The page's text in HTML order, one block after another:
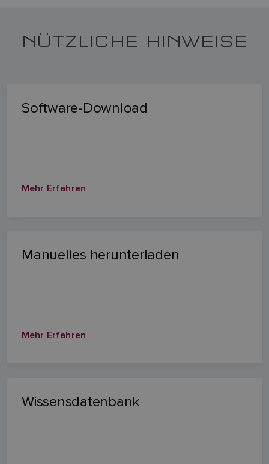
NÜTZLICHE HINWEISE
Software-Download
Mehr Erfahren
Manuelles herunterladen
Mehr Erfahren
Wissensdatenbank